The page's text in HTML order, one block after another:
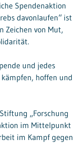
Spendenaktion
davonlaufen“ ist
Zeichen von Mut,
und jedes
hoffen und
„Forschung
im Mittelpunkt
im Kampf gegen